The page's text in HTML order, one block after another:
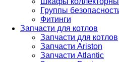
Группы
Фитинги
Запчасти для котлов
Запчасти для котлов
Запчасти Ariston
Запчасти Atlantic